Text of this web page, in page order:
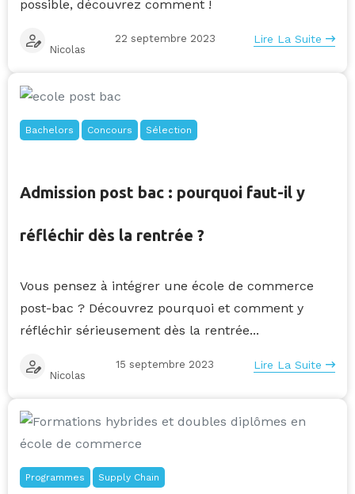
possible, découvrez comment !
Nicolas
22 septembre 2023 Lire La Suite
Bachelors Concours Sélection
Admission post bac : pourquoi faut-il y
réfléchir dès la rentrée ?
Vous pensez à intégrer une école de commerce
post-bac ? Découvrez pourquoi et comment y
réfléchir sérieusement dès la rentrée...
Nicolas
15 septembre 2023 Lire La Suite
Programmes Supply Chain